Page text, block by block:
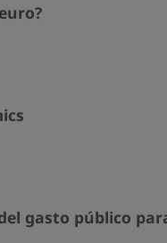
gasto público